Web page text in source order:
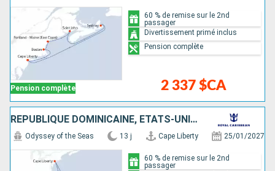
Pension complète 2 337 $CA
60 % de remise sur le 2nd
passager
Divertissement primé inclus
Pension complète
RÉPUBLIQUE DOMINICAINE, ÉTATS-UNIS, ANTIGUA-ET-BARBUDA, SAINTE-LUCIE, SAINT-MARTIN
Odyssey of the Seas 13 j Cape Liberty 25/01/2027
60 % de remise sur le 2nd
passager